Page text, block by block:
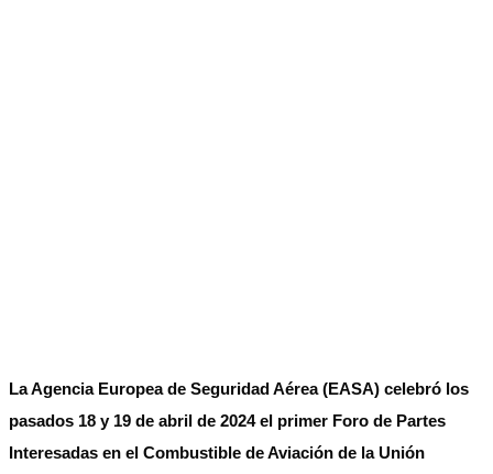
La Agencia Europea de Seguridad Aérea (EASA) celebró los
pasados 18 y 19 de abril de 2024 el primer Foro de Partes
Interesadas en el Combustible de Aviación de la Unión